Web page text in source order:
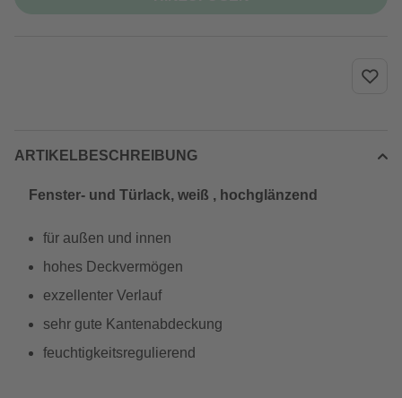
ARTIKELBESCHREIBUNG
Fenster- und Türlack, weiß , hochglänzend
für außen und innen
hohes Deckvermögen
exzellenter Verlauf
sehr gute Kantenabdeckung
feuchtigkeitsregulierend